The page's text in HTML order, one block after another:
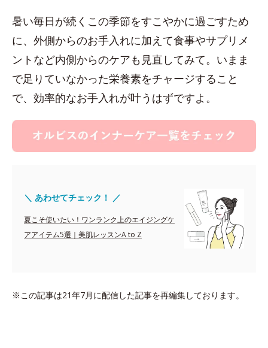
暑い毎日が続くこの季節をすこやかに過ごすため
に、外側からのお手入れに加えて食事やサプリメ
ントなど内側からのケアも見直してみて。いまま
で足りていなかった栄養素をチャージすること
で、効率的なお手入れが叶うはずですよ。
＼ あわせてチェック！ ／
夏こそ使いたい！ワンランク上のエイジングケ
アアイテム5選｜美肌レッスンA to Z
※この記事は21年7月に配信した記事を再編集しております。